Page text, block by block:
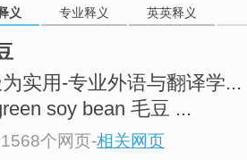
义 专业释义 英英释义
为实用-专业外语与翻译学
soy bean 毛豆 ...
个网页-相关网页